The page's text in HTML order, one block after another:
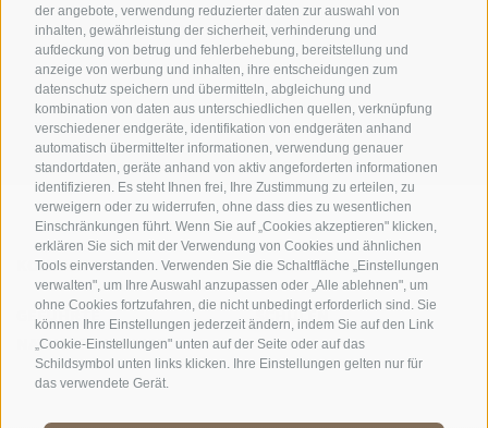
der angebote, verwendung reduzierter daten zur auswahl von
inhalten, gewährleistung der sicherheit, verhinderung und
aufdeckung von betrug und fehlerbehebung, bereitstellung und
anzeige von werbung und inhalten, ihre entscheidungen zum
datenschutz speichern und übermitteln, abgleichung und
kombination von daten aus unterschiedlichen quellen, verknüpfung
verschiedener endgeräte, identifikation von endgeräten anhand
automatisch übermittelter informationen, verwendung genauer
standortdaten, geräte anhand von aktiv angeforderten informationen
identifizieren. Es steht Ihnen frei, Ihre Zustimmung zu erteilen, zu
verweigern oder zu widerrufen, ohne dass dies zu wesentlichen
Einschränkungen führt. Wenn Sie auf „Cookies akzeptieren" klicken,
erklären Sie sich mit der Verwendung von Cookies und ähnlichen
Tools einverstanden. Verwenden Sie die Schaltfläche „Einstellungen
verwalten", um Ihre Auswahl anzupassen oder „Alle ablehnen", um
ohne Cookies fortzufahren, die nicht unbedingt erforderlich sind. Sie
können Ihre Einstellungen jederzeit ändern, indem Sie auf den Link
„Cookie-Einstellungen" unten auf der Seite oder auf das
Schildsymbol unten links klicken. Ihre Einstellungen gelten nur für
das verwendete Gerät.
AMT FÜR DEN NATIONALPARK STILFSERJOCH
SOCIAL-MEDIA-RICHTLINIEN | IMPRESSUM | SITEMAP | COOKIE-RICHTLINIE
PRIVACY | Cookie Präferenzen
KONTAKTE BESUCHERZENTREN
GEFÜHRTE
NATURERLEBNISSE
SCHULEN